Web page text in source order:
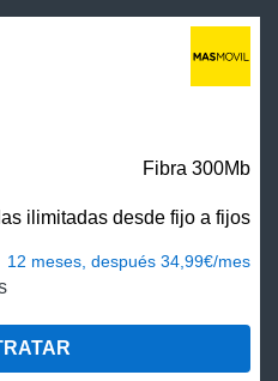
Fibra 300Mb
ilimitadas desde fijo a fijos
12 meses, después 34,99€/mes